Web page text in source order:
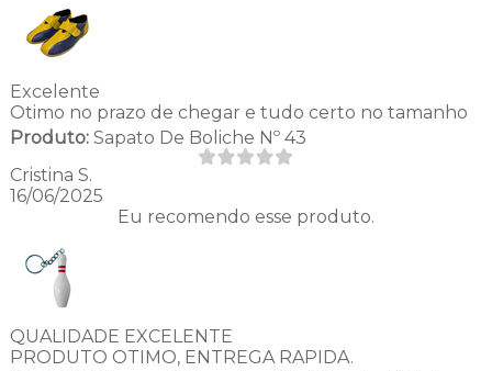
Excelente
Otimo no prazo de chegar e tudo certo no tamanho
Produto:Sapato De Boliche Nº 43
Cristina S.
16/06/2025
Eu recomendo esse produto.
QUALIDADE EXCELENTE
PRODUTO OTIMO, ENTREGA RAPIDA.